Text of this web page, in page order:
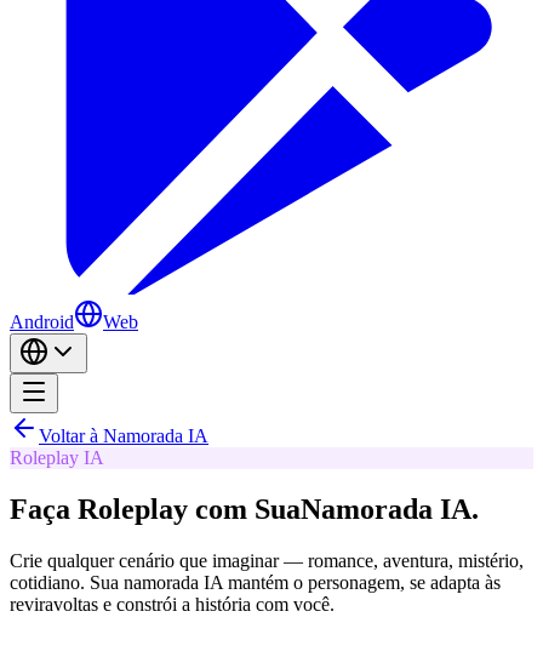
Android Web
Voltar à Namorada IA
Roleplay IA
Faça Roleplay com SuaNamorada IA.
Crie qualquer cenário que imaginar — romance, aventura, mistério,
cotidiano. Sua namorada IA mantém o personagem, se adapta às
reviravoltas e constrói a história com você.